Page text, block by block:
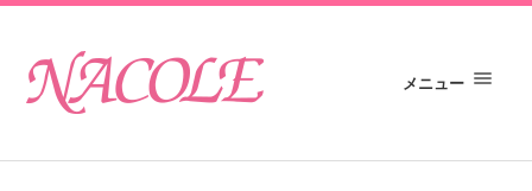
メニュー